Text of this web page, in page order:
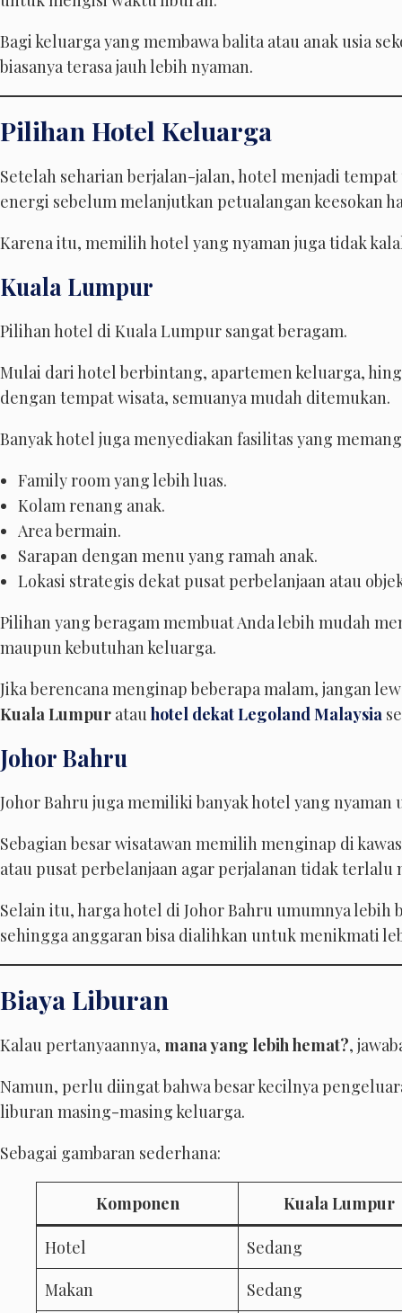
Bagi keluarga yang membawa balita atau anak usia
biasanya terasa jauh lebih nyaman.
Pilihan Hotel Keluarga
Setelah seharian berjalan-jalan, hotel menjadi
energi sebelum melanjutkan petualangan keesokan
Karena itu, memilih hotel yang nyaman juga tidak
Kuala Lumpur
Pilihan hotel di Kuala Lumpur sangat beragam.
Mulai dari hotel berbintang, apartemen keluarga,
dengan tempat wisata, semuanya mudah ditemukan.
Banyak hotel juga menyediakan fasilitas yang
Family room yang lebih luas.
Kolam renang anak.
Area bermain.
Sarapan dengan menu yang ramah anak.
Lokasi strategis dekat pusat perbelanjaan atau
Pilihan yang beragam membuat Anda lebih mudah
maupun kebutuhan keluarga.
Jika berencana menginap beberapa malam, jangan
Kuala Lumpur atauhotel dekat Legoland Malaysia
Johor Bahru
Johor Bahru juga memiliki banyak hotel yang nyaman
Sebagian besar wisatawan memilih menginap di
atau pusat perbelanjaan agar perjalanan tidak terlalu
Selain itu, harga hotel di Johor Bahru umumnya lebih
sehingga anggaran bisa dialihkan untuk menikmati
Biaya Liburan
Kalau pertanyaannya, mana yang lebih hemat?,
Namun, perlu diingat bahwa besar kecilnya
liburan masing-masing keluarga.
Sebagai gambaran sederhana:
Komponen Kuala Lumpur
Hotel
Sedang
Makan
Sedang